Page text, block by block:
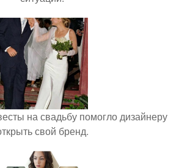
на свадьбу помогло дизайнеру
свой бренд.